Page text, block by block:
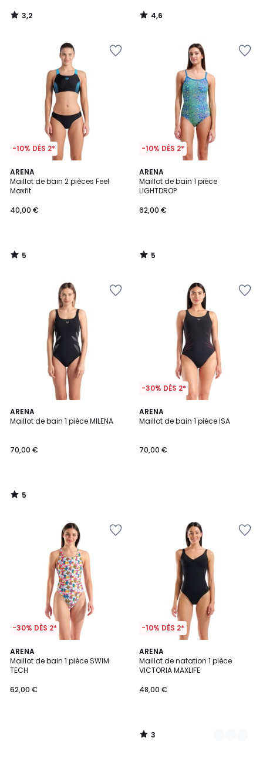
3,2
/
4,6
/
-10% DÈS 2*
ARENA
Maillot de bain 2 pièces Feel
Maxfit
40,00 €
5
/
5
5
/
-10% DÈS 2*
ARENA
Maillot de bain 1 pièce
LIGHTDROP
62,00 €
5
/
5
5
/
ARENA
Maillot de bain 1 pièce MILENA
70,00 €
5
/
5
/
-30% DÈS 2*
ARENA
Maillot de bain 1 pièce ISA
70,00 €
-30% DÈS 2*
ARENA
Maillot de bain 1 pièce SWIM
TECH
62,00 €
-10% DÈS 2*
ARENA
Maillot de natation 1 pièce
VICTORIA MAXLIFE
48,00 €
3
/
5
2
Couleurs
3
/